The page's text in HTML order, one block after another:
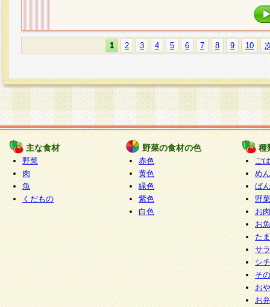
1 2 3 4 5 6 7 8 9 10
主な食材
野菜
肉
魚
くだもの
野菜の食材の色
赤色
黄色
緑色
紫色
白色
種
ご
めん
ぱん
野
お
お
た
サ
シ
そ
お
お